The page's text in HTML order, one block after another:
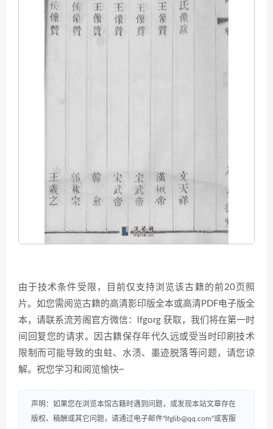
由于技术条件受限，目前仅支持浏览该古籍的前20页照
片。如您需阅览古籍的高清影印版全本或高清PDF电子版全
本，请联系流芳阁官方微信：lfgorg 获取，我们将在第一时
间回复您的请求。因古籍保存年代久远或受当时印刷技术
限制而可能导致的虫蛀、水渍、墨迹脱落等问题，请您谅
解。祝您学习和阅览愉快~
声明：如果您在浏览本馆古籍时遇到问题，或发现本站文章存在
版权、稿酬或其它问题，请通过电子邮件“lfglib@qq.com”或客服